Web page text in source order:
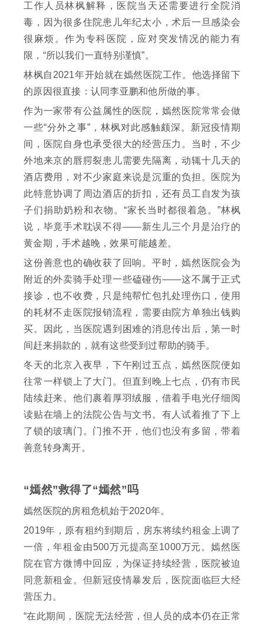
工作人员林枫解释，医院当天还需要进行全院消
毒，因为很多住院患儿年纪太小，术后一旦感染会
很麻烦。作为专科医院，应对突发情况的能力有
限，“所以我们一直特别谨慎”。
林枫自2021年开始就在嫣然医院工作。他选择留下
的原因很直接：认同李亚鹏和他所做的事。
作为一家带有公益属性的医院，嫣然医院常常会做
一些“分外之事”，林枫对此感触颇深。新冠疫情期
间，医院自身也承受很大的经营压力。当时，不少
外地来京的唇腭裂患儿需要先隔离，动辄十几天的
酒店费用，对不少家庭来说是沉重的负担。医院为
此特意协调了周边酒店的折扣，还有员工自发为孩
子们捐助奶粉和衣物。“家长当时都很着急。”林枫
说，毕竟手术耽误不得——新生儿三个月是治疗的
黄金期，手术越晚，效果可能越差。
这份善意也的确收获了回响。平时，嫣然医院会为
附近的外卖骑手处理一些磕碰伤——这不属于正式
接诊，也不收费，只是纯帮忙包扎处理伤口，使用
的耗材不走医院报销流程，需要由院方单独出钱购
买。因此，当医院遇到困难的消息传出后，第一时
间赶来捐款的，就有这些受到过帮助的骑手。
冬天的北京入夜早，下午刚过五点，嫣然医院便如
往常一样锁上了大门。但直到晚上七点，仍有市民
陆续赶来。他们裹着厚羽绒服，借着手电光仔细阅
读贴在墙上的法院公告与文书。有人试着推了下上
了锁的玻璃门。门推不开，他们也没有多留，带着
善意转身离开。
“嫣然”救得了“嫣然”吗
嫣然医院的房租危机始于2020年。
2019年，原有租约到期后，房东将续约租金上调了
一倍，年租金由500万元提高至1000万元。嫣然医
院在官方微博中回应，为保证持续经营，医院被迫
同意新租金。但新冠疫情暴发后，医院面临巨大经
营压力。
“在此期间，医院无法经营，但人员的成本仍在正常